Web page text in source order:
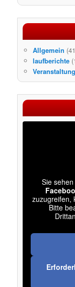
Allgemein
laufberichte
Sie
zuzugreifen,
Bitte